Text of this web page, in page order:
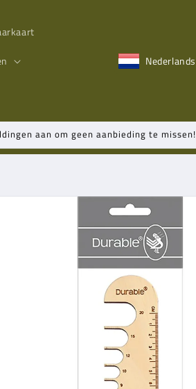
Nederlands
aan om geen aanbieding te missen!